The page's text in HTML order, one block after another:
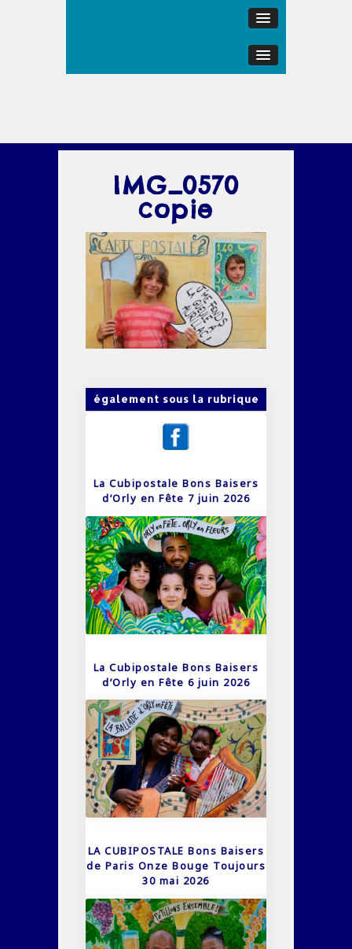
IMG_0570
copie
également sous la rubrique
La Cubipostale Bons Baisers
d’Orly en Fête 7 juin 2026
La Cubipostale Bons Baisers
d’Orly en Fête 6 juin 2026
LA CUBIPOSTALE Bons Baisers
de Paris Onze Bouge Toujours
30 mai 2026